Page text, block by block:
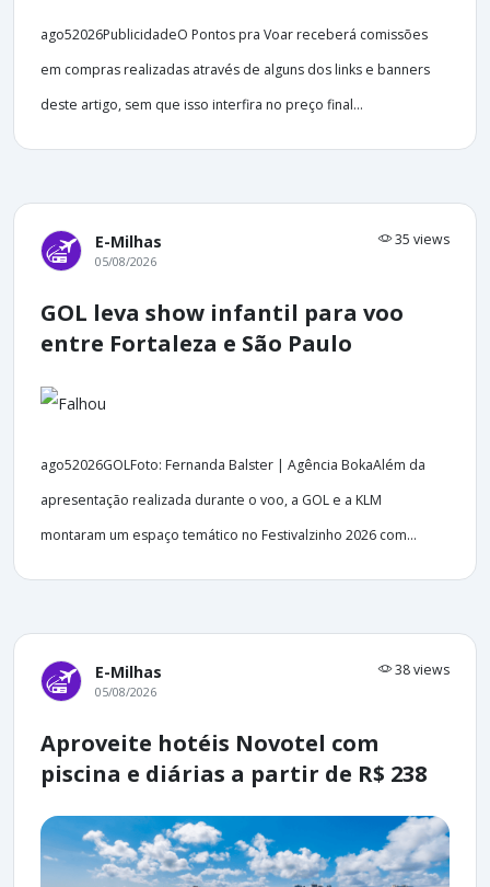
ago52026PublicidadeO Pontos pra Voar receberá comissões
em compras realizadas através de alguns dos links e banners
deste artigo, sem que isso interfira no preço final...
E-Milhas 35 views
05/08/2026
GOL leva show infantil para voo
entre Fortaleza e São Paulo
ago52026GOLFoto: Fernanda Balster | Agência BokaAlém da
apresentação realizada durante o voo, a GOL e a KLM
montaram um espaço temático no Festivalzinho 2026 com...
E-Milhas 38 views
05/08/2026
Aproveite hotéis Novotel com
piscina e diárias a partir de R$ 238